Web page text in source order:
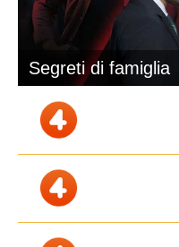
Segreti di famiglia